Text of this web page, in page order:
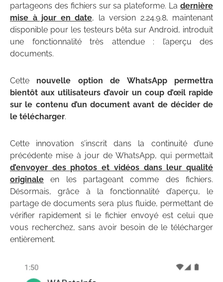
partageons des fichiers sur sa plateforme. La dernière
mise à jour en date, la version 2.24.9.8, maintenant
disponible pour les testeurs bêta sur Android, introduit
une fonctionnalité très attendue : l’aperçu des
documents.
Cette nouvelle option de WhatsApp permettra
bientôt aux utilisateurs d’avoir un coup d’œil rapide
sur le contenu d’un document avant de décider de
le télécharger.
Cette innovation s’inscrit dans la continuité d’une
précédente mise à jour de WhatsApp, qui permettait
d’envoyer des photos et vidéos dans leur qualité
originale en les partageant comme des fichiers.
Désormais, grâce à la fonctionnalité d’aperçu, le
partage de documents sera plus fluide, permettant de
vérifier rapidement si le fichier envoyé est celui que
vous recherchez, sans avoir besoin de le télécharger
entièrement.